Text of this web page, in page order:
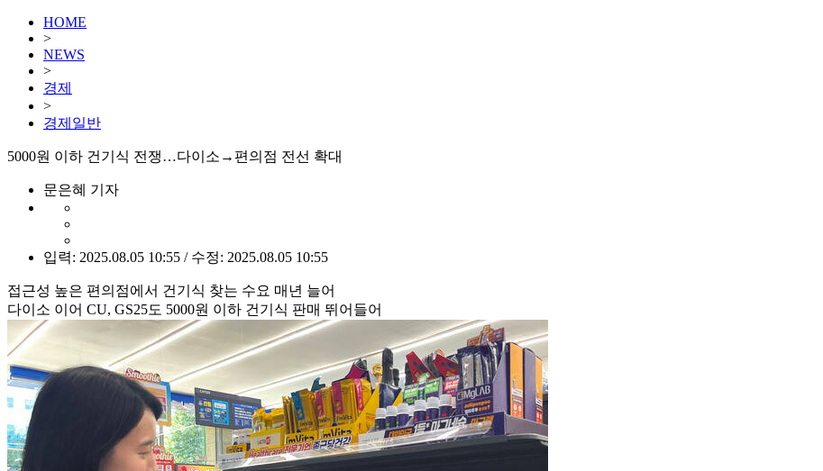
HOME
>
NEWS
>
경제
>
경제일반
5000원 이하 건기식 전쟁…다이소→편의점 전선 확대
문은혜 기자
입력: 2025.08.05 10:55 / 수정: 2025.08.05 10:55
접근성 높은 편의점에서 건기식 찾는 수요 매년 늘어
다이소 이어 CU, GS25도 5000원 이하 건기식 판매 뛰어들어